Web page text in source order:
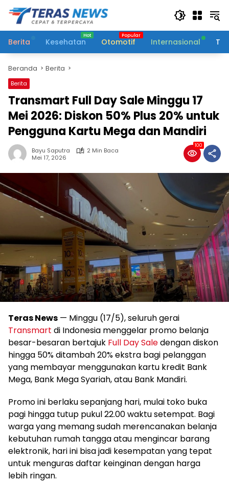
Langsung
konten
Berita
Kesehatan Otomotif Internasional
Beranda Berita
Berita
Transmart Full Day Sale Minggu 17
Mei 2026: Diskon 50% Plus 20% untuk
Pengguna Kartu Mega dan Mandiri
Bayu Saputra
2 Min Baca
Mei 17, 2026
100
Teras News — Minggu (17/5), seluruh gerai
Transmart di Indonesia menggelar promo belanja
besar-besaran bertajuk Full Day Saledengan diskon
hingga 50% ditambah 20% ekstra bagi pelanggan
yang membayar menggunakan kartu kredit Bank
Mega, Bank Mega Syariah, atau Bank Mandiri.
Promo ini berlaku sepanjang hari, mulai toko buka
pagi hingga tutup pukul 22.00 waktu setempat. Bagi
warga yang memang sudah merencanakan belanja
kebutuhan rumah tangga atau mengincar barang
elektronik, hari ini bisa jadi kesempatan yang tepat
untuk menguras daftar keinginan dengan harga
lebih ringan.